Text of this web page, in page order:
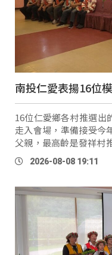
南投仁愛表揚16位
16位仁愛鄉各村推選出
走入會場，準備接受今
父親，最高齡是發祥村
獻於教職，退休後投身
就是擁有四 …
2026-08-08 19:11